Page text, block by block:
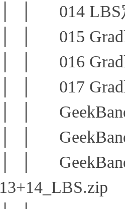
│ │ 014 LBS
│ │ 015
│ │ 016
│ │ 017
│ │
│ │
│ │
13+14_LBS.zip